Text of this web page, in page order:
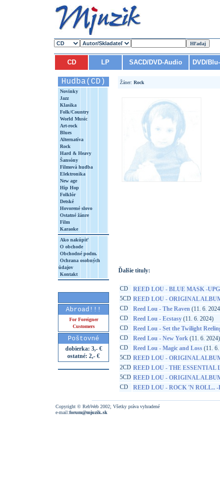
CD LP SACD/DVD-Audio DVD/
Hudba(CD)
Novinky
Jazz
Klasika
Folk/Country
World Music
Art-rock
Blues
Alternatíva
Rock
Hard & Heavy
Šansóny
Filmová hudba
Elektronika
New age
Hip Hop
Folklór
Detské
Hovorené slovo
Ostatné žánre
Film
Karaoke
Ako nakúpiť
O obchode
Obchodné podm.
Ochrana osobných
údajov
Kontakt
Abroad!!!
For Foreigner
Customers
Poštovné
dobierka: 3,- €
ostatné: 2,- €
Žáner: Rock
Ďalšie tituly:
CD
REED LOU - BLUE MASK -
5CD REED LOU - ORIGINAL
CD
Reed Lou - The Raven (11. 6.
CD
Reed Lou - Ecstasy (11. 6. 2024)
CD
Reed Lou - Set the Twilight
CD
Reed Lou - New York (11. 6. 2024)
CD
Reed Lou - Magic and Loss (11.
5CD REED LOU - ORIGINAL
2CD REED LOU - THE ESSENTIAL
5CD REED LOU - ORIGINAL
CD
REED LOU - ROCK 'N ROLL.. -
Copyright © RebWeb 2002; Všetky práva vyhradené
e-mail:forum@mjuzik.sk